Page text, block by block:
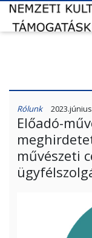
Rólunk
Előadó-
művészeti